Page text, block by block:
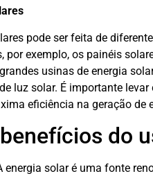
pode ser feita de
por exemplo, os painéis
usinas de energia
luz solar. É importante
eficiência na geração de
do
energia solar é uma fonte